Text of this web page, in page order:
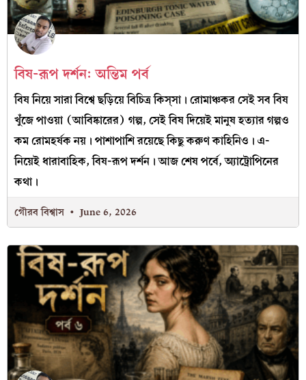
বিষ-রূপ দর্শন: অন্তিম পর্ব
বিষ নিয়ে সারা বিশ্বে ছড়িয়ে বিচিত্র কিস্‌সা। রোমাঞ্চকর সেই সব বিষ
খুঁজে পাওয়া (আবিষ্কারের) গল্প, সেই বিষ দিয়েই মানুষ হত্যার গল্পও
কম রোমহর্ষক নয়। পাশাপাশি রয়েছে কিছু করুণ কাহিনিও। এ-
নিয়েই ধারাবাহিক, বিষ-রূপ দর্শন। আজ শেষ পর্বে, অ্যাট্রোপিনের
কথা।
গৌরব বিশ্বাস June 6, 2026